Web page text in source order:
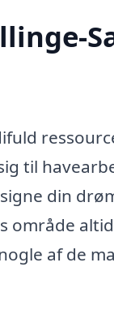
til
din
område
af de